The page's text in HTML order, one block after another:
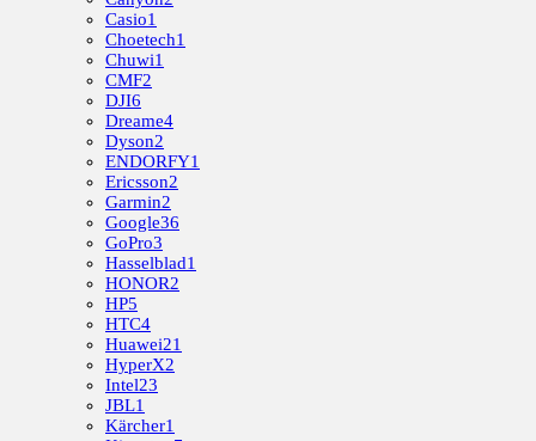
Casio1
Choetech1
Chuwi1
CMF2
DJI6
Dreame4
Dyson2
ENDORFY1
Ericsson2
Garmin2
Google36
GoPro3
Hasselblad1
HONOR2
HP5
HTC4
Huawei21
HyperX2
Intel23
JBL1
Kärcher1